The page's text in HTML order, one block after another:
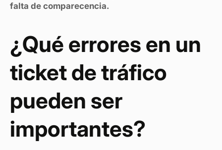
falta de comparecencia.
¿Qué errores en un
ticket de tráfico
pueden ser
importantes?